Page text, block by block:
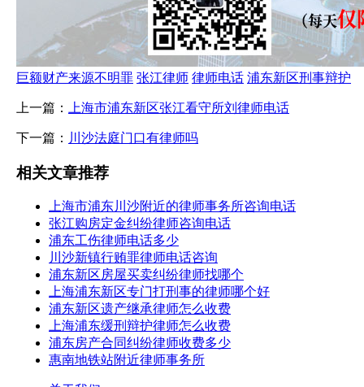
巨额财产来源不明罪 张江律师 律师电话 浦东新区刑事辩护
上一篇： 上海市浦东新区张江看守所刘律师电话
下一篇： 川沙法庭门口有律师吗
相关文章推荐
上海市浦东川沙附近的律师事务所咨询电话
张江购房定金纠纷律师咨询电话
浦东工伤律师电话多少
川沙新镇行贿罪律师电话咨询
浦东新区房屋买卖纠纷律师找哪个
上海浦东新区专门打刑事的律师哪个好
浦东新区遗产继承律师怎么收费
上海浦东缓刑辩护律师怎么收费
浦东房产合同纠纷律师收费多少
惠南地铁站附近律师事务所